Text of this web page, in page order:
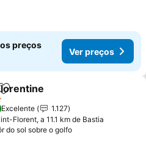
preços
Ver preços
Adicionar aos favoritos
Excelente
1.127
Florent, a 11.1 km de Bastia
do sol sobre o golfoVer preços